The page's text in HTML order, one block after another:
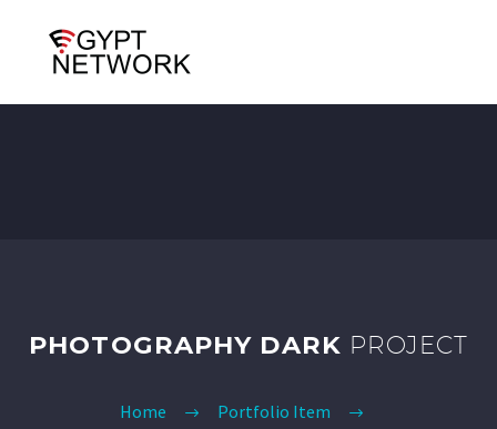
PHOTOGRAPHY DARK PROJECT
Home
Portfolio Item